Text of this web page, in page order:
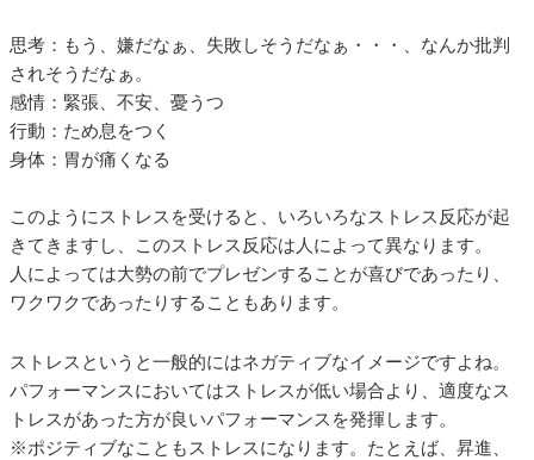
思考：もう、嫌だなぁ、失敗しそうだなぁ・・・、なんか批判
されそうだなぁ。
感情：緊張、不安、憂うつ
行動：ため息をつく
身体：胃が痛くなる
このようにストレスを受けると、いろいろなストレス反応が起
きてきますし、このストレス反応は人によって異なります。
人によっては大勢の前でプレゼンすることが喜びであったり、
ワクワクであったりすることもあります。
ストレスというと一般的にはネガティブなイメージですよね。
パフォーマンスにおいてはストレスが低い場合より、適度なス
トレスがあった方が良いパフォーマンスを発揮します。
※ポジティブなこともストレスになります。たとえば、昇進、